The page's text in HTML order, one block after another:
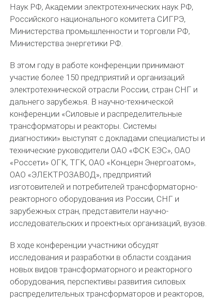
Наук РФ, Академии электротехнических наук РФ,
Российского национального комитета СИГРЭ,
Министерства промышленности и торговли РФ,
Министерства энергетики РФ.
В этом году в работе конференции принимают
участие более 150 предприятий и организаций
электротехнической отрасли России, стран СНГ и
дальнего зарубежья. В научно-технической
конференции «Силовые и распределительные
трансформаторы и реакторы. Системы
диагностики» выступят с докладами специалисты и
технические руководители ОАО «ФСК ЕЭС», ОАО
«Россети» ОГК, ТГК, ОАО «Концерн Энергоатом»,
ОАО «ЭЛЕКТРОЗАВОД», предприятий
изготовителей и потребителей трансформаторно-
реакторного оборудования из России, СНГ и
зарубежных стран, представители научно-
исследовательских и проектных организаций, вузов.
В ходе конференции участники обсудят
исследования и разработки в области создания
новых видов трансформаторного и реакторного
оборудования, перспективы развития силовых
распределительных трансформаторов и реакторов,